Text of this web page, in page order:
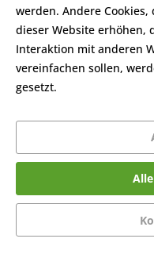
werden. Andere
dieser Website erhöhen,
Interaktion mit anderen
vereinfachen sollen,
gesetzt.